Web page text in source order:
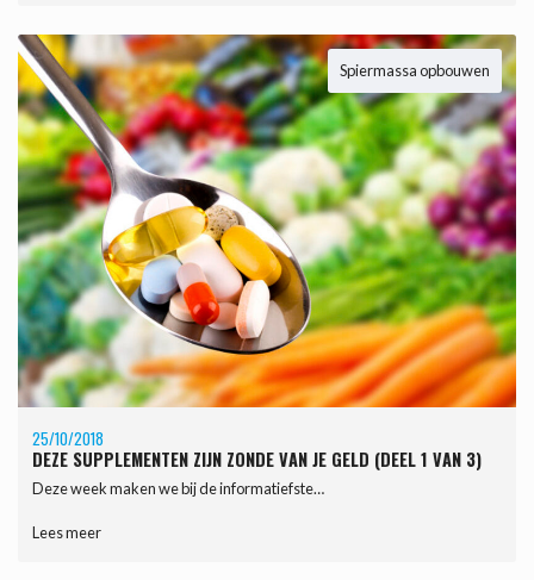
Spiermassa opbouwen
25/10/2018
DEZE SUPPLEMENTEN ZIJN ZONDE VAN JE GELD (DEEL 1 VAN 3)
Deze week maken we bij de informatiefste…
Lees meer